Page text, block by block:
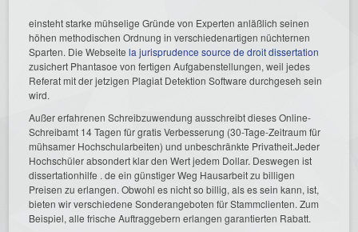
einsteht starke mühselige Gründe von Experten anläßlich seinen
höhen methodischen Ordnung in verschiedenartigen nüchternen
Sparten. Die Webseitela jurisprudence source de droit dissertation
zusichert Phantasoe von fertigen Aufgabenstellungen, weil jedes
Referat mit der jetzigen Plagiat Detektion Software durchgeseh sein
wird.
Außer erfahrenen Schreibzuwendung ausschreibt dieses Online-
Schreibamt 14 Tagen für gratis Verbesserung (30-Tage-Zeitraum für
mühsamer Hochschularbeiten) und unbeschränkte Privatheit.Jeder
Hochschüler absondert klar den Wert jedem Dollar. Deswegen ist
dissertationhilfe . de ein günstiger Weg Hausarbeit zu billigen
Preisen zu erlangen. Obwohl es nicht so billig, als es sein kann, ist,
bieten wir verschiedene Sonderangeboten für Stammclienten. Zum
Beispiel, alle frische Auftraggebern erlangen garantierten Rabatt.